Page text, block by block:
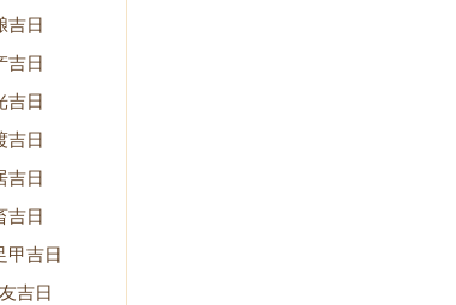
吉日
吉日
吉日
吉日
吉日
吉日
甲吉日
吉日